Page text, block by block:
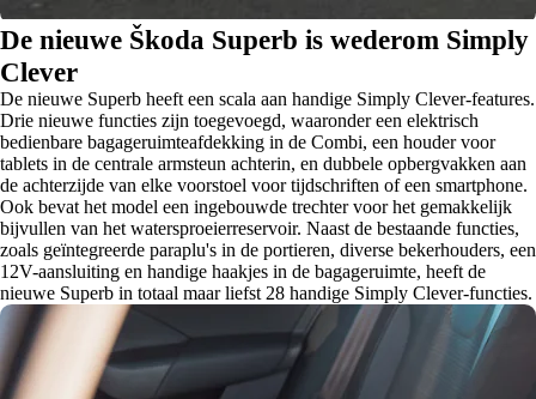
De nieuwe Škoda Superb is wederom Simply
Clever
De nieuwe Superb heeft een scala aan handige Simply Clever-features.
Drie nieuwe functies zijn toegevoegd, waaronder een elektrisch
bedienbare bagageruimteafdekking in de Combi, een houder voor
tablets in de centrale armsteun achterin, en dubbele opbergvakken aan
de achterzijde van elke voorstoel voor tijdschriften of een smartphone.
Ook bevat het model een ingebouwde trechter voor het gemakkelijk
bijvullen van het watersproeierreservoir. Naast de bestaande functies,
zoals geïntegreerde paraplu's in de portieren, diverse bekerhouders, een
12V-aansluiting en handige haakjes in de bagageruimte, heeft de
nieuwe Superb in totaal maar liefst 28 handige Simply Clever-functies.